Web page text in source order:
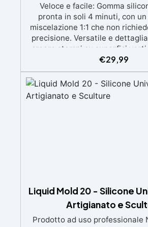
Veloce e facile: Gomma
pronta in soli 4 minuti, con
miscelazione 1:1 che non
precisione. Versatile e
creare stampi su superfici
intricati, compatibile con
metalli a bassa fusione,
Atossica e sicura:
atossica e facile da maneggiare
mascherina. Alta resistenza
€29,99
Liquid Mold 20 - Silicone
Artigianato e
Prodotto ad uso professionale